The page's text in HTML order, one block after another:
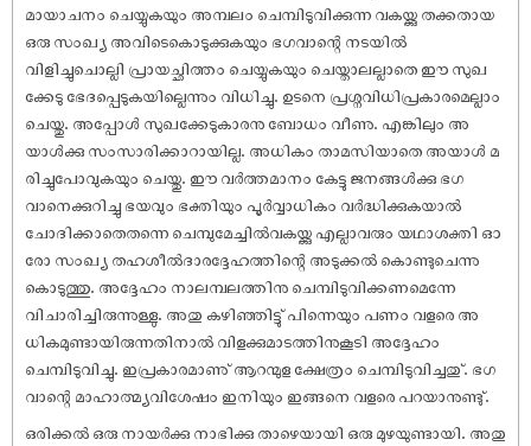
മായാചനം ചെയ്യുകയും അമ്പലം ചെമ്പിടുവിക്കുന്ന വകയ്ക്കു തക്കതായ
ഒരു സംഖ്യ അവിടെകൊടുക്കുകയും ഭഗവാന്റെ നടയിൽ
വിളിച്ചുചൊല്ലി പ്രായച്ഛിത്തം ചെയ്യുകയും ചെയ്താലല്ലാതെ ഈ സുഖ
ക്കേടു ഭേദപ്പെടുകയില്ലെന്നും വിധിച്ചു. ഉടനെ പ്രശ്നവിധിപ്രകാരമെല്ലാം
ചെയ്തു. അപ്പോൾ സുഖക്കേടുകാരനു ബോധം വീണു. എങ്കിലും അ
യാൾക്കു സംസാരിക്കാറായില്ല. അധികം താമസിയാതെ അയാൾ മ
രിച്ചുപോവുകയും ചെയ്തു. ഈ വർത്തമാനം കേട്ടു ജനങ്ങൾക്കു ഭഗ
വാനെക്കുറിച്ചു ഭയവും ഭക്തിയും പൂർവ്വാധികം വർദ്ധിക്കുകയാൽ
ചോദിക്കാതെതന്നെ ചെമ്പുമേച്ചിൽവകയ്ക്കു എല്ലാവരും യഥാശക്തി ഓ
രോ സംഖ്യ തഹശീൽദാരദ്ദേഹത്തിന്റെ അടുക്കൽ കൊണ്ടുചെന്നു
കൊടുത്തു. അദ്ദേഹം നാലമ്പലത്തിനു ചെമ്പിടുവിക്കണമെന്നേ
വിചാരിച്ചിരുന്നുള്ളു. അതു കഴിഞ്ഞിട്ടു് പിന്നെയും പണം വളരെ അ
ധികമുണ്ടായിരുന്നതിനാൽ വിളക്കുമാടത്തിനുകൂടി അദ്ദേഹം
ചെമ്പിടുവിച്ചു. ഇപ്രകാരമാണു് ആറന്മുള ക്ഷേത്രം ചെമ്പിടുവിച്ചതു്. ഭഗ
വാന്റെ മാഹാത്മ്യവിശേ‌ഷം ഇനിയും ഇങ്ങനെ വളരെ പറയാനുണ്ടു്.
ഒരിക്കൽ ഒരു നായർക്കു നാഭിക്കു താഴെയായി ഒരു മുഴയുണ്ടായി. അതു